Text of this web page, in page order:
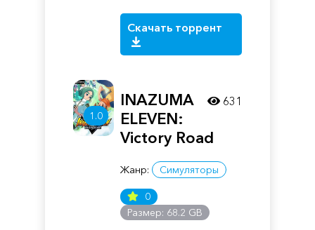
Скачать торрент
1.0
INAZUMA
ELEVEN:
Victory Road
Жанр: Симуляторы
0
Размер: 68.2 GB
631